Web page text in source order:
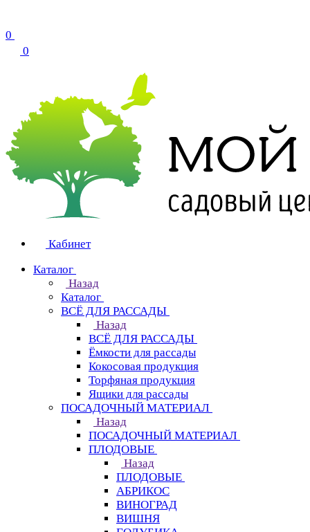
0
0
Кабинет
Каталог
Назад
Каталог
ВСЁ ДЛЯ РАССАДЫ
Назад
ВСЁ ДЛЯ РАССАДЫ
Ёмкости для рассады
Кокосовая продукция
Торфяная продукция
Ящики для рассады
ПОСАДОЧНЫЙ МАТЕРИАЛ
Назад
ПОСАДОЧНЫЙ МАТЕРИАЛ
ПЛОДОВЫЕ
Назад
ПЛОДОВЫЕ
АБРИКОС
ВИНОГРАД
ВИШНЯ